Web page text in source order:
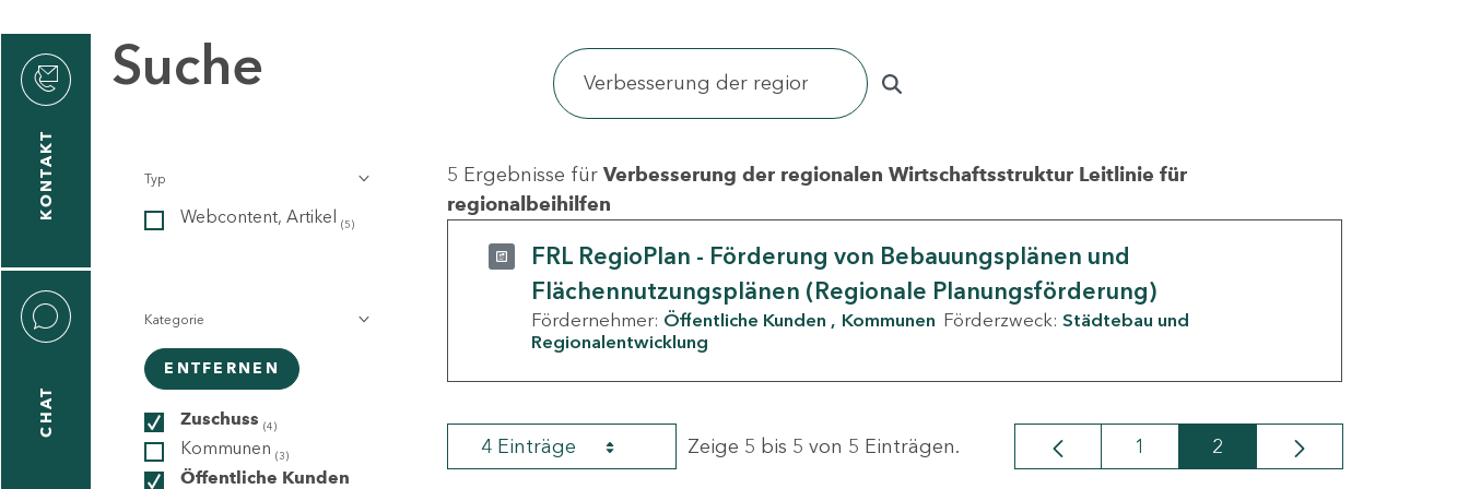
KONTAKT
CHAT
Suche
Typ
Webcontent, Artikel (5)
Kategorie
ENTFERNEN
Zuschuss (4)
Kommunen (3)
Öffentliche Kunden
5 Ergebnisse für Verbesserung der regionalen Wirtschaftsstruktur Leitlinie für
regionalbeihilfen
FRL RegioPlan - Förderung von Bebauungsplänen und
Flächennutzungsplänen (Regionale Planungsförderung)
Fördernehmer: Öffentliche Kunden Kommunen Förderzweck: Städtebau und
Regionalentwicklung
4 Einträge Zeige 5 bis 5 von 5 Einträgen. Seite
1 Seite
2